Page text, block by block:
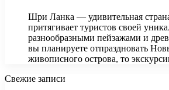
Шри Ланка — удивительная
притягивает туристов своей
разнообразными пейзажами и
вы планируете отпраздновать
живописного острова, то
Свежие записи